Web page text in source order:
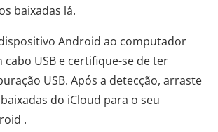
baixadas lá.
Android ao computador
USB e certifique-se de ter
USB. Após a detecção, arraste
do iCloud para o seu
.